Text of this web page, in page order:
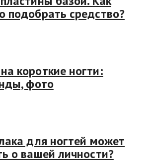
подобрать средство?
короткие ногти:
фото
для ногтей может
о вашей личности?